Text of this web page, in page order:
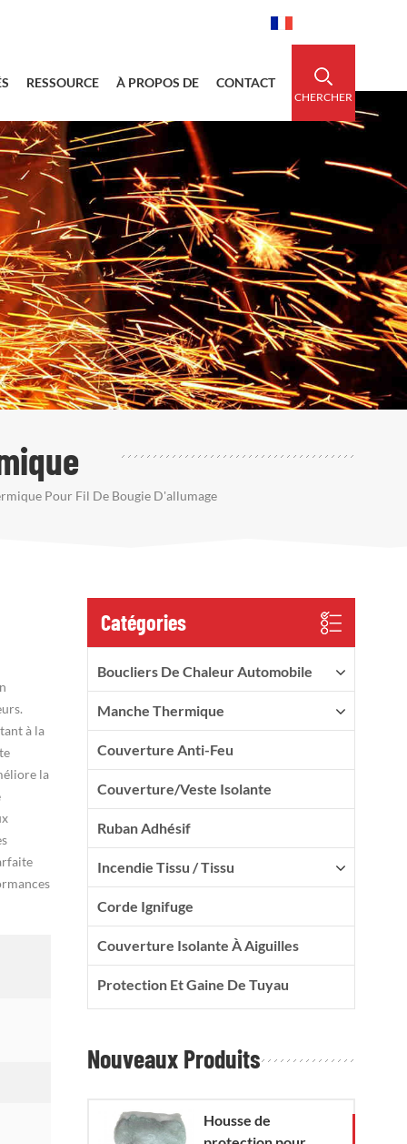
CHERCHER
RESSOURCE À PROPOS DE CONTACT
Pour Fil De Bougie D'allumage
à la
la
Catégories
Boucliers De Chaleur Automobile
Manche Thermique
Couverture Anti-Feu
Couverture/veste Isolante
Ruban Adhésif
Incendie Tissu / Tissu
Corde Ignifuge
Couverture Isolante À Aiguilles
Protection Et Gaine De Tuyau
Nouveaux Produits
Housse de